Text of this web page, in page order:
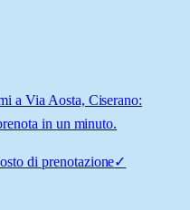
a Via Aosta, Ciserano:
in un minuto.
di prenotazione✓